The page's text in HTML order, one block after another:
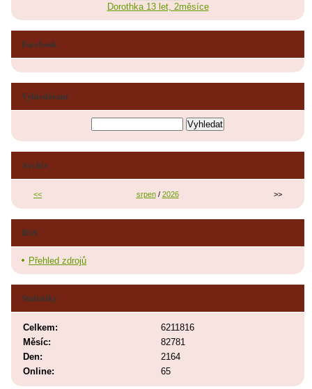
Dorothka 13 let, 2měsíce
Facebook
Vyhledávání
Archiv
<< srpen/ 2026 >>
RSS
Přehled zdrojů
Statistiky
Online: 65
Celkem:
6211816
Měsíc:
82781
Den:
2164